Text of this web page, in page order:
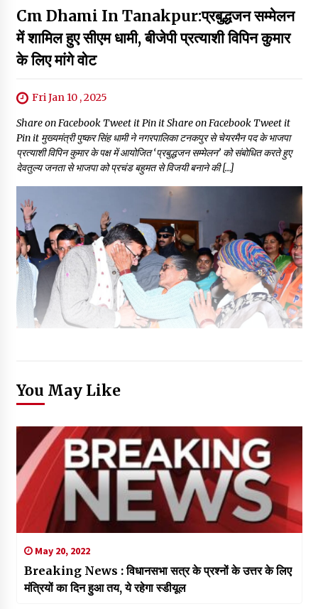
Cm Dhami In Tanakpur:प्रबुद्धजन सम्मेलन
में शामिल हुए सीएम धामी, बीजेपी प्रत्याशी विपिन कुमार
के लिए मांगे वोट
Fri Jan 10 , 2025
Share on Facebook Tweet it Pin it Share on Facebook Tweet it
Pin it मुख्यमंत्री पुष्कर सिंह धामी ने नगरपालिका टनकपुर से चेयरमैन पद के भाजपा
प्रत्याशी विपिन कुमार के पक्ष में आयोजित ‘प्रबुद्धजन सम्मेलन’ को संबोधित करते हुए
देवतुल्य जनता से भाजपा को प्रचंड बहुमत से विजयी बनाने की […]
You May Like
May 20, 2022
Breaking News : विधानसभा सत्र के प्रश्नों के उत्तर के लिए
मंत्रियों का दिन हुआ तय, ये रहेगा स्डीयूल